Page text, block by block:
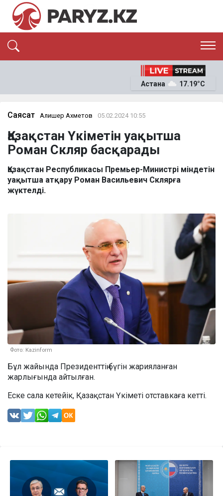
ЭКОНОМИКА
ОҚИҒА
News
Астана 17.19°C
Саясат Алишер Ахметов 05.02.2024 10:55
Қазақстан Үкіметін уақытша
Роман Скляр басқарады
Қазақстан Республикасы Премьер-Министрі міндетін
уақытша атқару Роман Васильевич Склярға
жүктелді.
Фото: Kazinform
Бұл жайында Президенттің бүгін жарияланған
жарлығында айтылған.
Еске сала кетейік, Қазақстан Үкіметі отставкаға кетті.